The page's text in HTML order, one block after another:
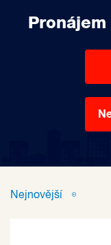
Nejnovější